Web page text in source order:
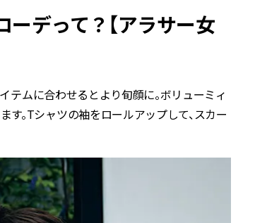
ーデって？【アラサー女
テムに合わせるとより旬顔に。ボリューミィ
。Tシャツの袖をロールアップして、スカー
Aug, 5, 2026
るおってなめら
| CLASSY.[クラッ
Aug, 6, 2026
WEDDING Feb, 16,
ーを解説 | CLASSY.[クラ